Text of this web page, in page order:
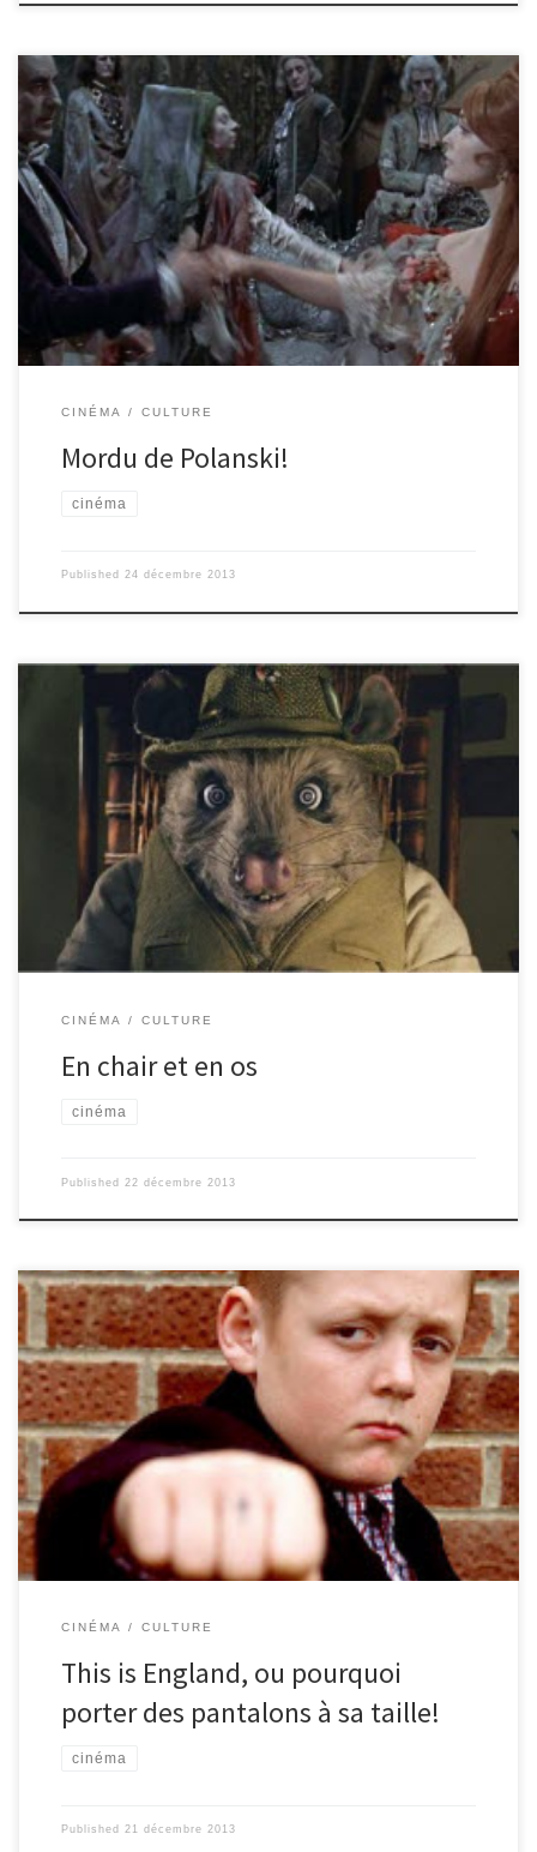
Roman Polanski réalise, en 1963, Le Bal des vampires (The Fairless
Vampire Killers) : réalisateur, et producteur, le scénario qu’il signe
ici avec Gérard Brach risque d’en surprendre plus d’un, avec son
contraste entre film d’horreur et film comique. Même si le film
commence à dater, coté technique, Le Bal est toujours un
incontournable de l’histoire du cinéma, dans lequel il faut mordre
à pleines dents! Le professeur Abronsius (un chercheur passionné
un peu fou, toujours amusé par ce qu’il […]
CINÉMA CULTURE
Mordu de Polanski!
cinéma
Published 24 décembre 2013
Fantastic Mr Fox, un film réalisé en 2009 par Wes Anderson, en
stop motion et en couleurs, est adapté du livre de Roald Dahl : un
roman d’enfance chéri par le réalisateur, qui a su incarner à
merveille ses personnages, avec des marionnettes plus vraies que
nature! Nous voici embarqués dans une série de petits mensonges
(pas très longtemps : Felicity Fox n’est pas une épouse aveugle…),
de larcins amusants (les ruses de Fox pour échapper au chien, et,
parfois, […]
CINÉMA CULTURE
En chair et en os
cinéma
Published 22 décembre 2013
This is England (réalisé en 2006) : This is The film dramatique (et
anglais!) de l’année. De Thatcher aux pantalons trop grands, en
passant par la mode, l’amour et le maquillage, Shane Meadows
aborde de nombreux sujets, tous plus vastes les uns que les
autres, sans jamais perdre le spectateur. Angleterre, juillet 1983.
Shaun, un jeune garçon âgé de douze ans (le « double » du
réalisateur : le film a une part autobiographique reconnu) se bat à
l’école, à cause de […]
CINÉMA CULTURE
This is England, ou pourquoi
porter des pantalons à sa taille!
cinéma
Published 21 décembre 2013